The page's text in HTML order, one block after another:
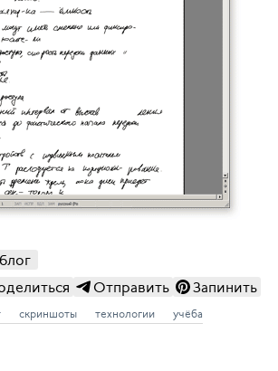
Отправить Запинить
скриншоты технологии учёба